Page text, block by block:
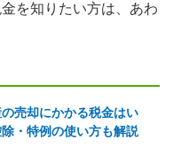
を知りたい方は、あわ
売却にかかる税金はい
・特例の使い方も解説